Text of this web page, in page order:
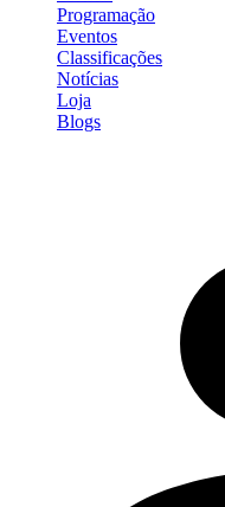
Programação
Eventos
Classificações
Notícias
Loja
Blogs